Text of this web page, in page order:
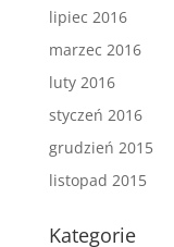
lipiec 2016
marzec 2016
luty 2016
styczeń 2016
grudzień 2015
listopad 2015
Kategorie